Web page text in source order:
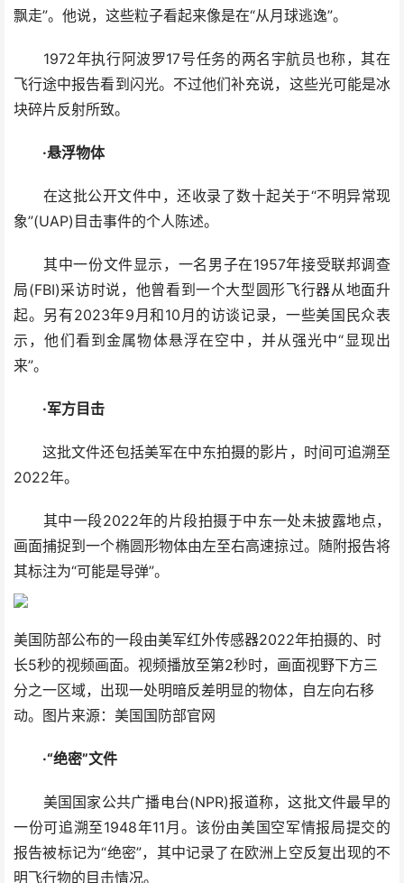
飘走”。他说，这些粒子看起来像是在“从月球逃逸”。
1972年执行阿波罗17号任务的两名宇航员也称，其在
飞行途中报告看到闪光。不过他们补充说，这些光可能是冰
块碎片反射所致。
·悬浮物体
在这批公开文件中，还收录了数十起关于“不明异常现
象”(UAP)目击事件的个人陈述。
其中一份文件显示，一名男子在1957年接受联邦调查
局(FBI)采访时说，他曾看到一个大型圆形飞行器从地面升
起。另有2023年9月和10月的访谈记录，一些美国民众表
示，他们看到金属物体悬浮在空中，并从强光中“显现出
来”。
·军方目击
这批文件还包括美军在中东拍摄的影片，时间可追溯至
2022年。
其中一段2022年的片段拍摄于中东一处未披露地点，
画面捕捉到一个椭圆形物体由左至右高速掠过。随附报告将
其标注为“可能是导弹”。
美国防部公布的一段由美军红外传感器2022年拍摄的、时
长5秒的视频画面。视频播放至第2秒时，画面视野下方三
分之一区域，出现一处明暗反差明显的物体，自左向右移
动。图片来源：美国国防部官网
·“绝密”文件
美国国家公共广播电台(NPR)报道称，这批文件最早的
一份可追溯至1948年11月。该份由美国空军情报局提交的
报告被标记为“绝密”，其中记录了在欧洲上空反复出现的不
明飞行物的目击情况。